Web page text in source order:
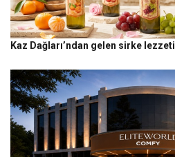
Kaz Dağları’ndan gelen sirke lezzeti